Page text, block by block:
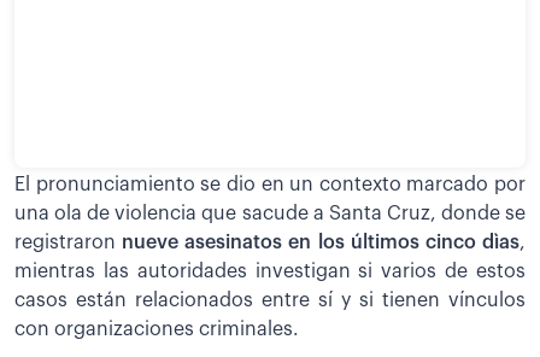
El pronunciamiento se dio en un contexto marcado por
una ola de violencia que sacude a Santa Cruz, donde se
registraron nueve asesinatos en los últimos cinco dìas,
mientras las autoridades investigan si varios de estos
casos están relacionados entre sí y si tienen vínculos
con organizaciones criminales.